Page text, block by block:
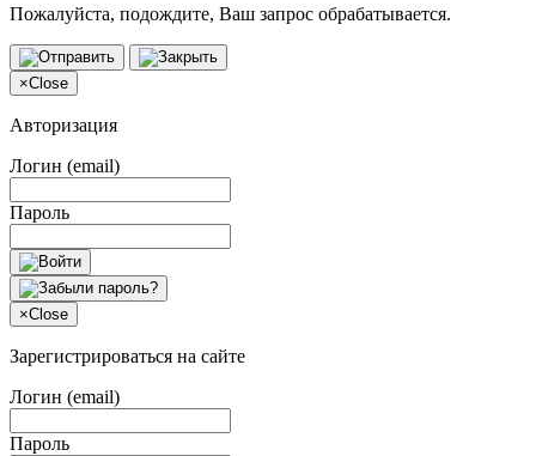
Пожалуйста, подождите, Ваш запрос обрабатывается.
×Close
Авторизация
Логин (email)
Пароль
×Close
Зарегистрироваться на сайте
Логин (email)
Пароль